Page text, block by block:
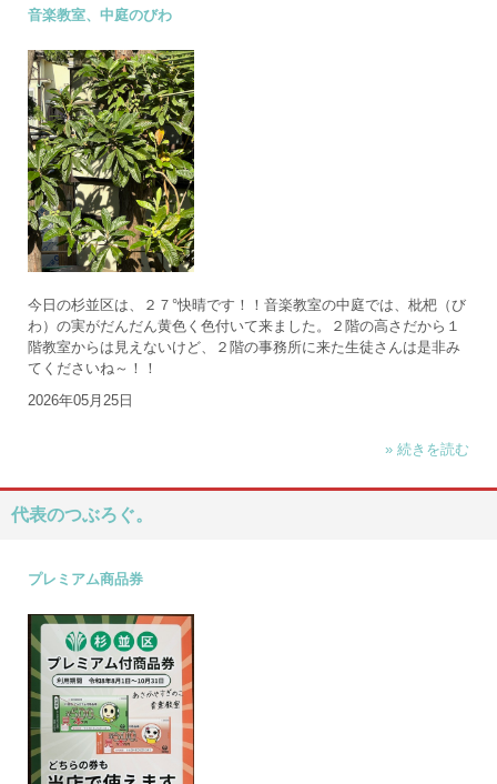
音楽教室、中庭のびわ
今日の杉並区は、２７°快晴です！！音楽教室の中庭では、枇杷（び
わ）の実がだんだん黄色く色付いて来ました。２階の高さだから１
階教室からは見えないけど、２階の事務所に来た生徒さんは是非み
てくださいね～！！
2026年05月25日
» 続きを読む
代表のつぶろぐ。
プレミアム商品券